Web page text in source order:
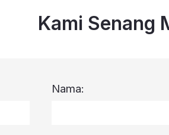
Kami Senang
Nama: